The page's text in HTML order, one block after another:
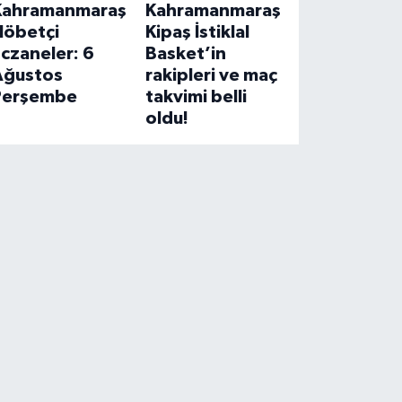
6
Kahramanmaraş
Kipaş İstiklal
Basket’in
rakipleri ve maç
takvimi belli
oldu!